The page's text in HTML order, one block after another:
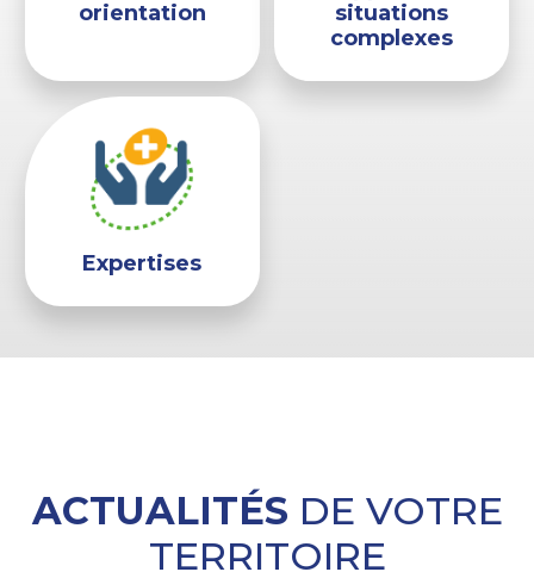
orientation
situations
complexes
Expertises
ACTUALITÉS DE VOTRE
TERRITOIRE